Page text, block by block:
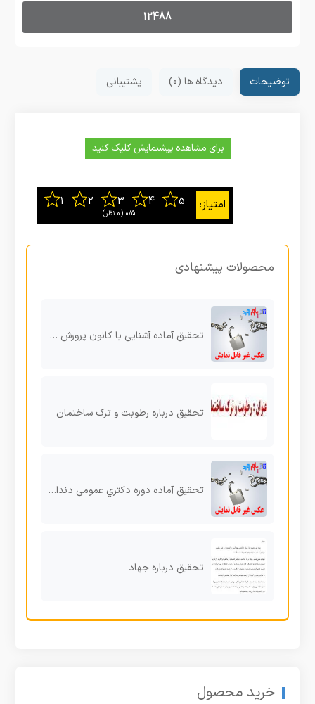
12488
توضیحات دیدگاه ها (0) پشتیبانی
برای مشاهده پیشنمایش کلیک کنید
0/5 ‫(0 نظر)
محصولات پیشنهادی
تحقیق آماده آشنایی با کانون پرورش فکري کودکان و نوجوانان
تحقیق درباره رطوبت و ترک ساختمان
تحقیق آماده دوره دکتري عمومی دندانپزشکی
تحقیق درباره جهاد
خرید محصول